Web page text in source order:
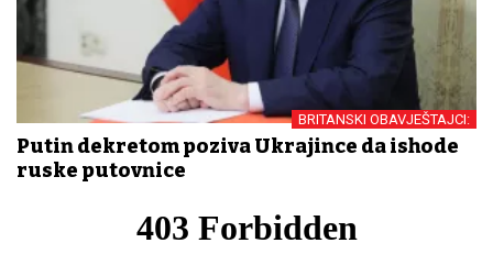
BRITANSKI OBAVJEŠTAJCI:
Putin dekretom poziva Ukrajince da ishode
ruske putovnice